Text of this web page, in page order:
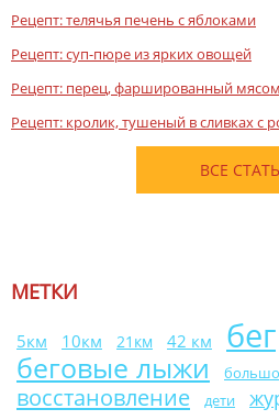
Рецепт: телячья печень с яблоками
Рецепт: суп-пюре из ярких овощей
Рецепт: перец, фаршированный
Рецепт: кролик, тушеный в сливках с
ВСЕ
МЕТКИ
5км 10км 21км 42 км бег
беговые лыжи
восстановление дети